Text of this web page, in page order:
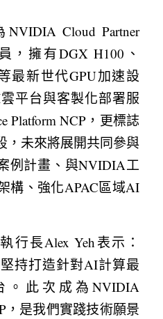
Cloud Partner
，擁有DGX H100、
最新世代GPU加速設
平台與客製化部署服
Platform NCP，更標誌
，未來將展開共同參與
例計畫、與NVIDIA工
構、強化APAC區域AI
行長Alex Yeh表示：
持打造針對AI計算最
此次成為NVIDIA
，是我們實踐技術願景